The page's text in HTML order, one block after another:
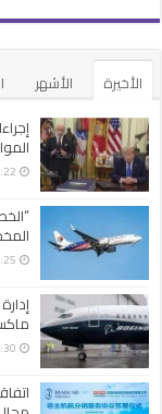
الأخيرة الأشهر
10:22 م |
9:25 م | 7
8:30 م | 7